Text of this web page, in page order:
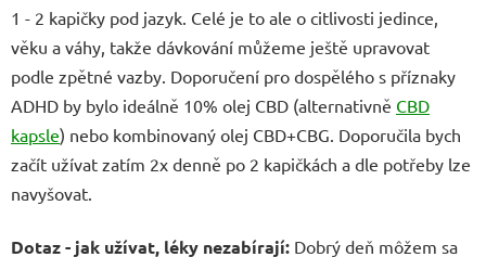
1 - 2 kapičky pod jazyk. Celé je to ale o citlivosti jedince,
věku a váhy, takže dávkování můžeme ještě upravovat
podle zpětné vazby. Doporučení pro dospělého s příznaky
ADHD by bylo ideálně 10% olej CBD (alternativně CBD
kapsle) nebo kombinovaný olej CBD+CBG. Doporučila bych
začít užívat zatím 2x denně po 2 kapičkách a dle potřeby lze
navyšovat.
Dotaz - jak užívat, léky nezabírají: Dobrý deň môžem sa